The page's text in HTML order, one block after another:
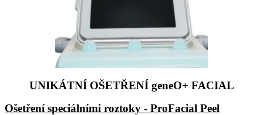
UNIKÁTNÍ OŠETŘENÍ geneO+ FACIAL
Ošetření speciálními roztoky - ProFacial Peel